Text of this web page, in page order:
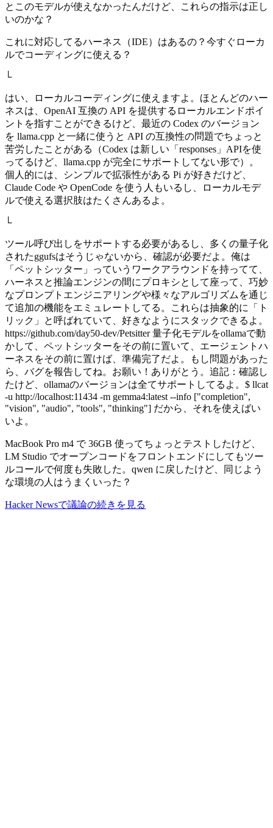
とこのモデルが使えなかったんだけど、これらの指示は正し
いのかな？
これに対応してるハーネス（IDE）はあるの？今すぐローカ
ルでコーディングに使える？
└
はい、ローカルコーディングに使えますよ。ほとんどのハー
ネスは、OpenAI 互換の API を提供するローカルエンドポイ
ントを指すことができるけど、最近の Codex のバージョン
を llama.cpp と一緒に使うと API の互換性の問題でちょっと
苦労したことがある（Codex は新しい「responses」APIを使
ってるけど、llama.cpp が完全にサポートしてない形で）。
個人的には、シンプルで拡張性がある Pi が好きだけど、
Claude Code や OpenCode を使う人もいるし、ローカルモデ
ルで使える選択肢はたくさんあるよ。
└
ツール呼び出しをサポートする必要があるし、多くの量子化
されたggufsはそうじゃないから、確認が必要だよ。俺は
「ペットシッター」っていうワークアラウンドを持ってて、
ハーネスと推論エンジンの間にプロキシとして座って、巧妙
なプロンプトエンジニアリングや様々なアルゴリズムを通じ
て追加の機能をエミュレートしてる。これらは抽象的に「ト
リック」と呼ばれていて、好きなようにスタックできるよ。
https://github.com/day50-dev/Petsitter 量子化モデルをollamaで動
かして、ペットシッターをその前に置いて、エージェントハ
ーネスをその前に置けば、準備完了だよ。もし問題があった
ら、バグを報告してね。お願い！ありがとう。追記：確認し
たけど、ollamaのバージョンは全てサポートしてるよ。$ llcat
-u http://localhost:11434 -m gemma4:latest --info ["completion",
"vision", "audio", "tools", "thinking"] だから、それを使えばい
いよ。
MacBook Pro m4 で 36GB 使ってちょっとテストしたけど、
LM Studio でオープンコードをフロントエンドにしてもツー
ルコールで何度も失敗した。qwen に戻したけど、同じよう
な環境の人はうまくいった？
Hacker Newsで議論の続きを見る